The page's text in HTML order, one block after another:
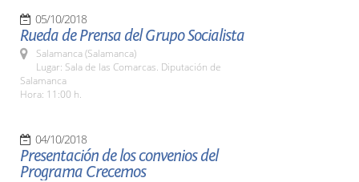
05/10/2018
Rueda de Prensa del Grupo Socialista
Salamanca (Salamanca)
Lugar: Sala de las Comarcas. Diputación de
Salamanca
Hora: 11:00 h.
04/10/2018
Presentación de los convenios del
Programa Crecemos